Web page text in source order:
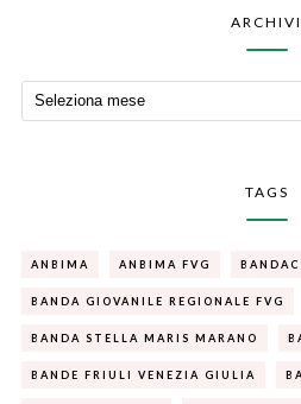
ARCHIVI
TAGS
ANBIMA ANBIMA FVG
BANDA GIOVANILE REGIONALE FVG
BANDA STELLA MARIS MARANO
BANDE FRIULI VENEZIA GIULIA